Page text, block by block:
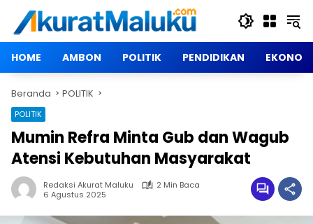
konten
HOME
AMBON POLITIK PENDIDIKAN
Beranda POLITIK
POLITIK
Mumin Refra Minta Gub dan Wagub
Atensi Kebutuhan Masyarakat
Redaksi Akurat Maluku
2 Min Baca
6 Agustus 2025